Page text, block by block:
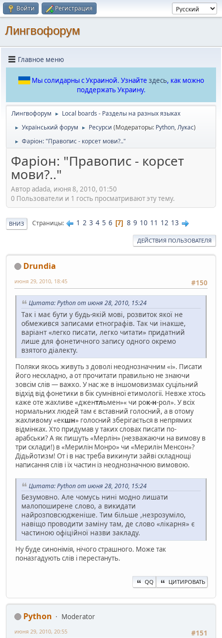
Войти Регистрация
Лингвофорум
Главное меню
Мы солидарны с Украиной. Узнайте здесь, как можно
поддержать Украину.
Лингвофорум ► Local boards - Разделы на разных языках
► Український форум ► Ресурси (Модераторы: Python,Лукас)
► Фаріон: "Правопис - корсет мови?.."
Фаріон: "Правопис - корсет
мови?.."
Автор adada, июня 8, 2010, 01:50
0 Пользователи и 1 гость просматривают эту тему.
ВНИЗ Страницы 1 2 3 4 5 6 7 8 9 10 11 12 13
ДЕЙСТВИЯ ПОЛЬЗОВАТЕЛЯ
Drundia
#150
июня 29, 2010, 18:45
Цитата: Python от июня 28, 2010, 15:24
Так і має бути у будь-якій мові, розвиток якої не
обмежився записами етнографів. Так чи інакше,
варіант «легко писати, легко читати» придатний
лише для фонетичного запису одного окремо
взятого діалекту.
Поляки якось живуть з доволі неоднозначним «i». Писати
його нескладно, а от прочитати правильно не знаючи
зовсім слів — важко. У нас же в іншомовизмах суцільний
відхід від фонетики в бік сумнівної етимології. Невже хтось
каже оте жахливе «джентльмен»« чи рок-н-рол». У всіх
нормальних людей там є вставний голосний, а в отому
жахливому «екшн» голосний зберігається в непрямих
відмінках. Хто придумав у таких словах писати по-
арабськи? А як пишуть «Мерлін» (незважаючи на вимову в
три склади!) в «Мерилін Монро» чи «Мерилін Менсон»?
Дідьйотизм! От і в нас треба викинути зайві складнощі
написання слів і їх частин із неоднозначною вимовою.
Цитата: Python от июня 28, 2010, 15:24
Безумовно. Але чомусь нині модно лишати
малопоширене слово, а викидати
найрозповсюдженіше. Тим більше ,незрозуміло,
навіщо проводити заміну там, де слово «лікарня» є
частиною офіційної назви закладу.
Ну буде синонімія, нічого страшного. Може так
поназгадують слів і перестануть.
QQ ЦИТИРОВАТЬ
Python
Moderator
#151
июня 29, 2010, 20:55